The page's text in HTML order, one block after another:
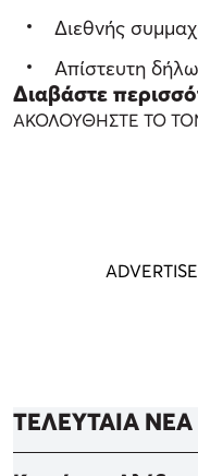
Διεθνής
Απίστευτη
Διαβάστε
ΑΚΟΛΟΥΘΗΣΤΕ ΤΟ
ΤΕΛΕΥΤΑΙΑ ΝΕΑ